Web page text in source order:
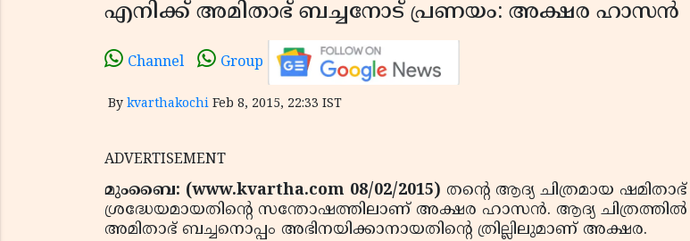
എനിക്ക് അമിതാഭ് ബച്ചനോട് പ്രണയം: അക്ഷര ഹാസന്‍
Channel Group
By kvarthakochi Feb 8, 2015, 22:33 IST
ADVERTISEMENT
മുംബൈ: (www.kvartha.com 08/02/2015) തന്റെ ആദ്യ ചിത്രമായ ഷമിതാഭ്
ശ്രദ്ധേയമായതിന്റെ സന്തോഷത്തിലാണ് അക്ഷര ഹാസന്‍. ആദ്യ ചിത്രത്തില്‍
അമിതാഭ് ബച്ചനൊപ്പം അഭിനയിക്കാനായതിന്റെ ത്രില്ലിലുമാണ് അക്ഷര.